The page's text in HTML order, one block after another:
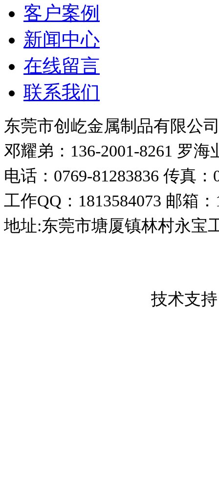
客户案例
新闻中心
在线留言
联系我们
东莞市创屹金属制品有限公
邓耀弟：136-2001-8261 罗海
电话：0769-81283836 传真：
工作QQ：1813584073 邮箱：
地址:东莞市塘厦镇林村永宝
技术支